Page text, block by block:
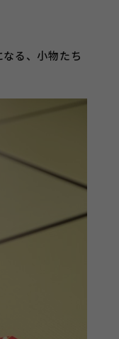
る、小物たち